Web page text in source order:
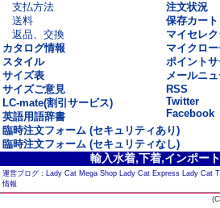
支払方法
送料
返品、交換
カタログ情報
スタイル
サイズ表
サイズご意見
LC-mate(割引サービス)
英語用語辞書
注文状況
保存カート
マイセレ
マイクロ
ポイント
メールニ
RSS
Twitter
Facebook
臨時注文フォーム (セキュリティあり)
臨時注文フォーム (セキュリティなし)
輸入水着,下着,インポー
運営ブログ : Lady Cat Mega Shop Lady Cat Express Lady Cat
情報